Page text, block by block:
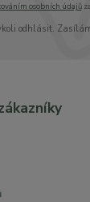
osobních údajů
odhlásit.